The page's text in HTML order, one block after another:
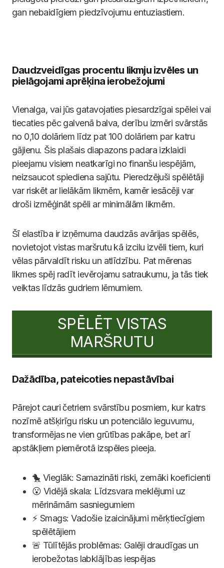
gan nebaidīgiem piedzīvojumu entuziastiem.
Daudzveidīgas procentu likmju izvēles un
pielāgojami aprēķina ierobežojumi
Vienalga, vai jūs gatavojaties piesardzīgai spēlei vai
tiecaties pēc galvenā balva, derību izmēri svārstās
no 0,10 dolāriem līdz pat 100 dolāriem par katru
gājienu. Šis plašais diapazons padara izklaidi
pieejamu visiem neatkarīgi no finanšu iespējām,
neizsaucot spiediena sajūtu. Pieredzējuši spēlētāji
var riskēt ar lielākām likmēm, kamēr iesācēji var
droši izmēģināt spēli ar minimālām likmēm.
Šī elastība ir izņēmuma daudzās avārijas spēlēs,
novietojot vistas maršrutu kā izcilu izvēli tiem, kuri
vēlas pārvaldīt risku un atlīdzību. Pat mērenas
likmes spēj radīt ievērojamu satraukumu, ja tās tiek
veiktas līdzās gudriem lēmumiem.
SPĒLĒT VISTAS
MARŠRUTU
Dažādība, pateicoties nepastāvībai
Pārejot cauri četriem svārstību posmiem, kur katrs
nozīmē atšķirīgu risku un potenciālo ieguvumu,
transformējas ne vien grūtības pakāpe, bet arī
apstākļiem piemērotā izspēles pieeja.
🐤 Vieglāk: Samazināti riski, zemāki koeficienti
😮 Vidējā skala: Līdzsvara meklējumi uz
mērināmām sasniegumiem
⚡ Smags: Vadošie izaicinājumi mērķtiecīgiem
spēlētājiem
🚨 Tūlītējās problēmas: Galēji draudīgas un
ierobežotas labklājības iespējas